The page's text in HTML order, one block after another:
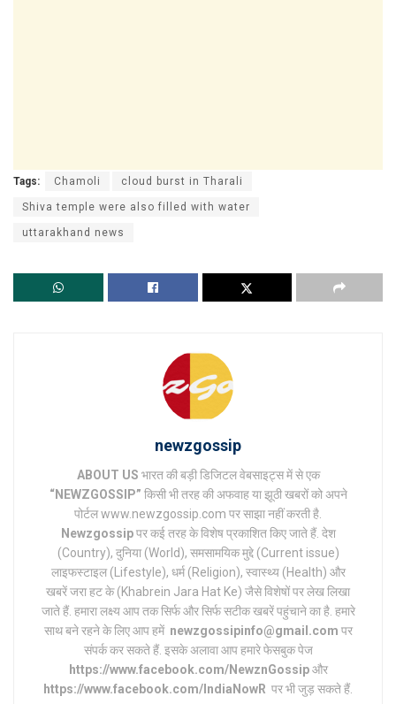
Tags: Chamoli cloud burst in Tharali
Shiva temple were also filled with water
uttarakhand news
newzgossip
ABOUT US भारत की बड़ी डिजिटल वेबसाइट्स में से एक
“NEWZGOSSIP” किसी भी तरह की अफवाह या झूठी खबरों को अपने
पोर्टल www.newzgossip.com पर साझा नहीं करती है.
Newzgossipपर कई तरह के विशेष प्रकाशित किए जाते हैं. देश
(Country), दुनिया (World), समसामयिक मुद्दे (Current issue)
लाइफस्टाइल (Lifestyle), धर्म (Religion), स्वास्थ्य (Health) और
खबरें जरा हट के (Khabrein Jara Hat Ke) जैसे विशेषों पर लेख लिखा
जाते हैं. हमारा लक्ष्य आप तक सिर्फ और सिर्फ सटीक खबरें पहुंचाने का है. हमारे
साथ बने रहने के लिए आप हमें newzgossipinfo@gmail.com पर
संपर्क कर सकते हैं. इसके अलावा आप हमारे फेसबुक पेज
https://www.facebook.com/NewznGossipऔर
https://www.facebook.com/IndiaNowR पर भी जुड़ सकते हैं.